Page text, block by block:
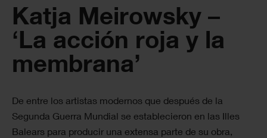
Katja Meirowsky –
‘La acción roja y la
membrana’
De entre los artistas modernos que después de la
Segunda Guerra Mundial se establecieron en las Illes
Balears para producir una extensa parte de su obra,